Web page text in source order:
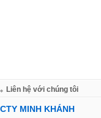
Liên hệ với chúng tôi
CTY MINH KHÁNH